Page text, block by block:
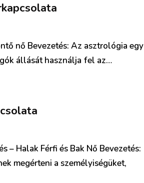
nő Bevezetés: Az asztrológia egy
állását használja fel az…
– Halak Férfi és Bak Nő Bevezetés:
megérteni a személyiségüket,